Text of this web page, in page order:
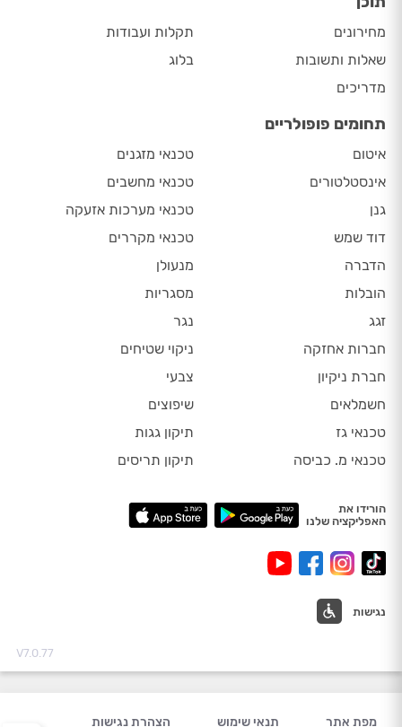
מחירונים
שאלות ותשובות
מדריכים
תקלות ועבודות
בלוג
תחומים פופולריים
איטום
אינסטלטורים
גנן
דוד שמש
הדברה
הובלות
זגג
חברות אחזקה
חברת ניקיון
חשמלאים
טכנאי גז
טכנאי מ. כביסה
טכנאי מזגנים
טכנאי מחשבים
טכנאי מערכות אזעקה
טכנאי מקררים
מנעולן
מסגריות
נגר
ניקוי שטיחים
צבעי
שיפוצים
תיקון גגות
תיקון תריסים
הורידו את
האפליקציה שלנו
נגישות
V7.0.77
מפת אתר תנאי שימוש הצהרת נגישות